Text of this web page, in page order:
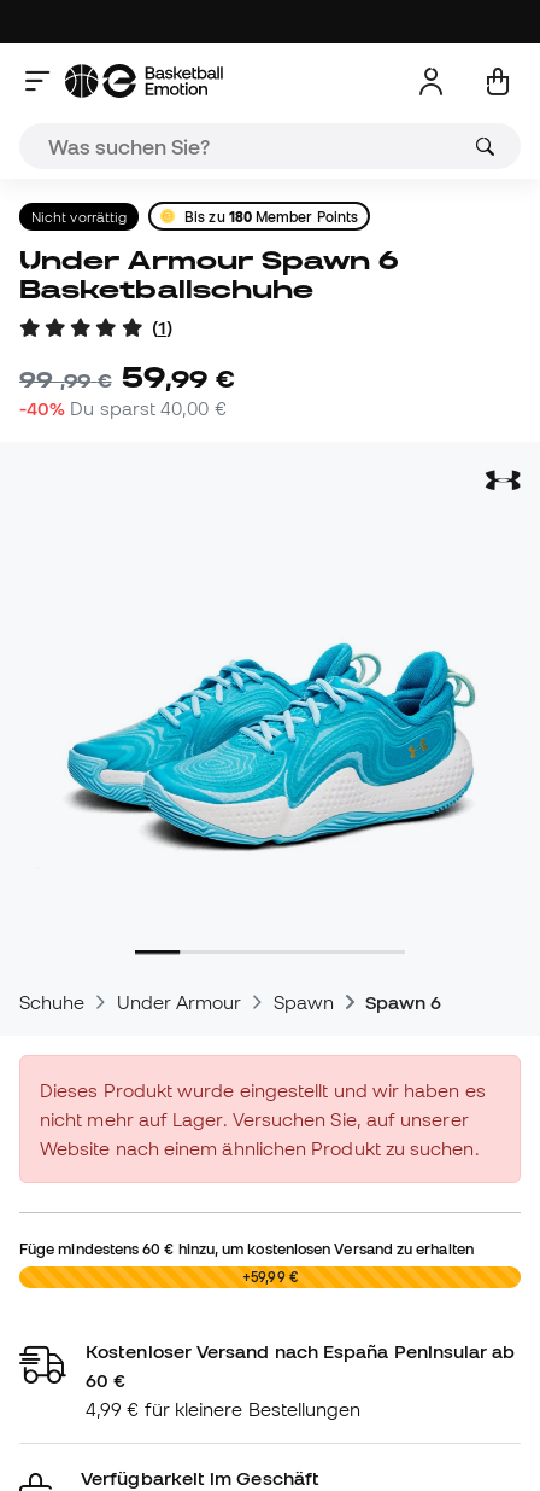
Nicht vorrättig Bis zu 180Member Points
Under Armour Spawn 6
Basketballschuhe
(1)
99,99 € 59,99 €
-40% Du sparst40,00 €
Schuhe Under Armour Spawn Spawn 6
Dieses Produkt wurde eingestellt und wir haben es
nicht mehr auf Lager. Versuchen Sie, auf unserer
Website nach einem ähnlichen Produkt zu suchen.
Füge mindestens60 € hinzu, um kostenlosen Versand zu erhalten
0,00 € +59,99 €
Kostenloser Versand nach España Peninsular ab
60 €
4,99 € für kleinere Bestellungen
Verfügbarkeit im Geschäft